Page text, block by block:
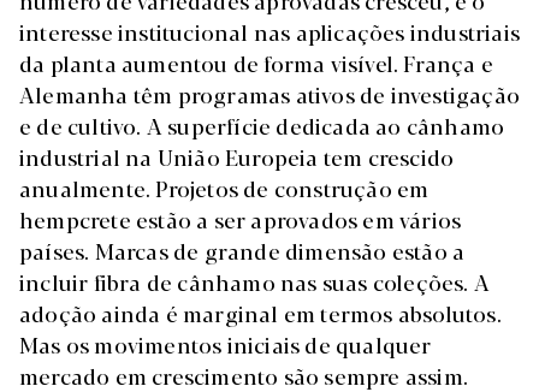
interesse institucional nas aplicações industriais
da planta aumentou de forma visível. França e
Alemanha têm programas ativos de investigação
e de cultivo. A superfície dedicada ao cânhamo
industrial na União Europeia tem crescido
anualmente. Projetos de construção em
hempcrete estão a ser aprovados em vários
países. Marcas de grande dimensão estão a
incluir fibra de cânhamo nas suas coleções. A
adoção ainda é marginal em termos absolutos.
Mas os movimentos iniciais de qualquer
mercado em crescimento são sempre assim.